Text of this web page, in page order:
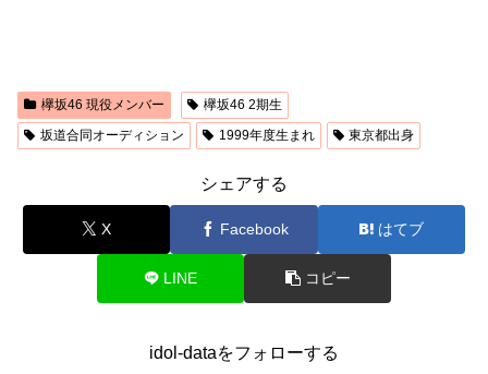
欅坂46 現役メンバー
欅坂46 2期生
坂道合同オーディション
1999年度生まれ 東京都出身
シェアする
X Facebook はてブ
LINE コピー
idol-dataをフォローする